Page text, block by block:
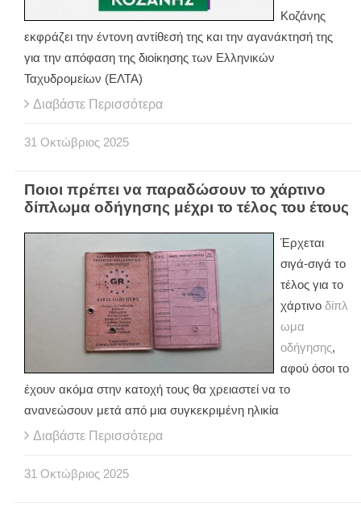
Κοζάνης
εκφράζει την έντονη αντίθεσή της και την αγανάκτησή της
για την απόφαση της διοίκησης των Ελληνικών
Ταχυδρομείων (ΕΛΤΑ)
Διαβάστε Περισσότερα
31 Οκτώβριος 2025
Ποιοι πρέπει να παραδώσουν το χάρτινο
δίπλωμα οδήγησης μέχρι το τέλος του έτους
Έρχεται
σιγά-σιγά το
τέλος για το
χάρτινο δίπλ
ωμα
οδήγησης,
αφού όσοι το
έχουν ακόμα στην κατοχή τους θα χρειαστεί να το
ανανεώσουν μετά από μια συγκεκριμένη ηλικία
Διαβάστε Περισσότερα
31 Οκτώβριος 2025